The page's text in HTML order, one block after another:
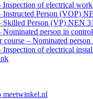
Inspection of electrical
Instructed Person (VOP)
Skilled Person (VP) NEN
Nominated person in
course – Nominated
Inspection of electrical
meetwinkel.nl